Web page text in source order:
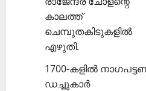
കാലത്ത്
ചെമ്പുതകിടുകളില്‍
എഴുതി.
1700-കളില്‍
ഡച്ചുകാര്‍